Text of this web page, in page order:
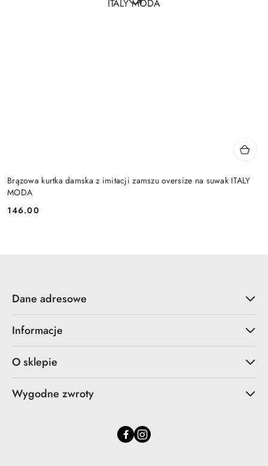
Brązowa kurtka damska z imitacji zamszu oversize na suwak ITALY
MODA
Cena:
146.00
Dane adresowe
Informacje
O sklepie
Wygodne zwroty